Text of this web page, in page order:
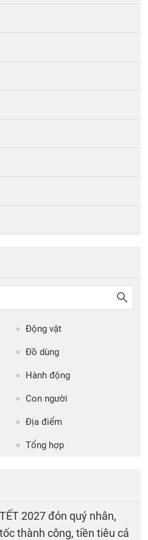
Động vật
Đồ dùng
Hành động
Con người
Địa điểm
Tổng hợp
2027 đón quý nhân,
thành công, tiền tiêu cả